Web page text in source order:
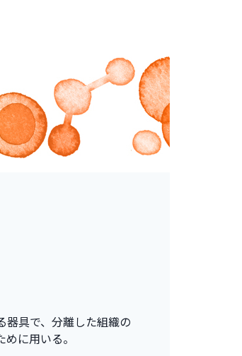
器具で、分離した組織の
に用いる。